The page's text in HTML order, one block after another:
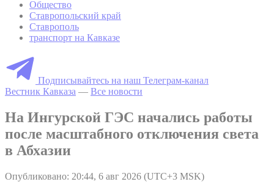
Общество
Ставропольский край
Ставрополь
транспорт на Кавказе
Подписывайтесь на наш Телеграм-канал
Вестник Кавказа — Все новости
На Ингурской ГЭС начались работы
после масштабного отключения света
в Абхазии
Опубликовано: 20:44, 6 авг 2026 (UTC+3 MSK)